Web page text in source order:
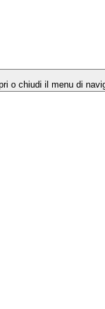
o chiudi il menu di